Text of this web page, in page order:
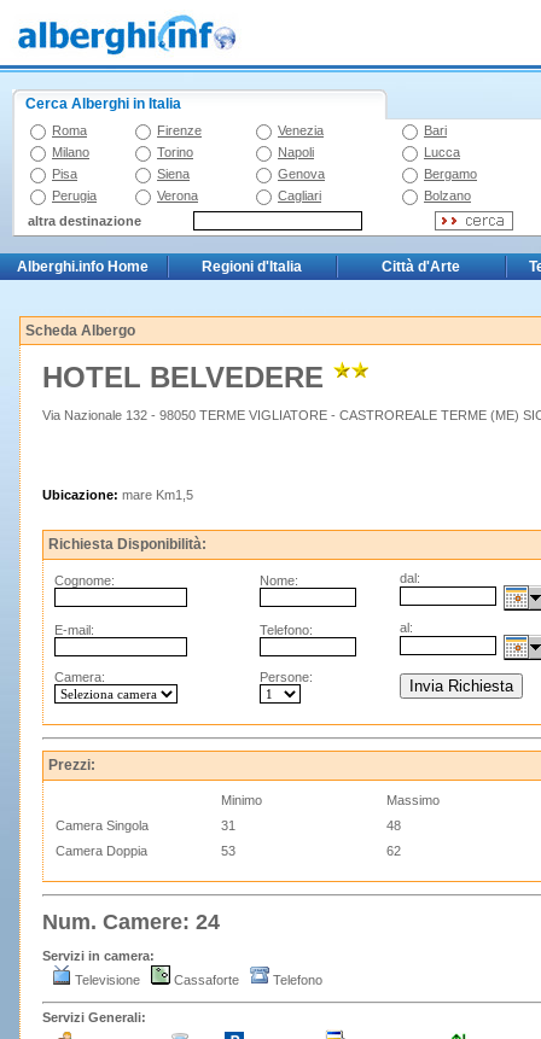
Cerca Alberghi in Italia
Roma Firenze Venezia
Bari
Milano
Torino Napoli
Lucca
Pisa
Siena Genova
Bergamo
Perugia
Verona Cagliari
Bolzano
altra destinazione
Alberghi.info Home Regioni d'Italia Città d'Arte
Scheda Albergo
HOTEL BELVEDERE
Via Nazionale 132 - 98050 TERME VIGLIATORE - CASTROREALE TERME (ME)
Ubicazione: mare Km1,5
Richiesta Disponibilità:
Cognome: Nome: dal:
E-mail: Telefono: al:
Camera: Persone:
Prezzi:
Minimo
Massimo
Camera Singola
31
48
Camera Doppia
53 62
Num. Camere: 24
Servizi in camera:
Televisione
Cassaforte Telefono
Servizi Generali: